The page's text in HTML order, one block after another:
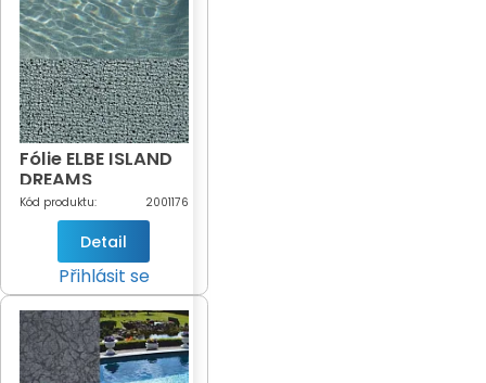
Fólie ELBE ISLAND
DREAMS
SANTORINY, šíře
160 cm -
DOPRODEJ
Kód produktu: 2001176
Detail
Přihlásit se